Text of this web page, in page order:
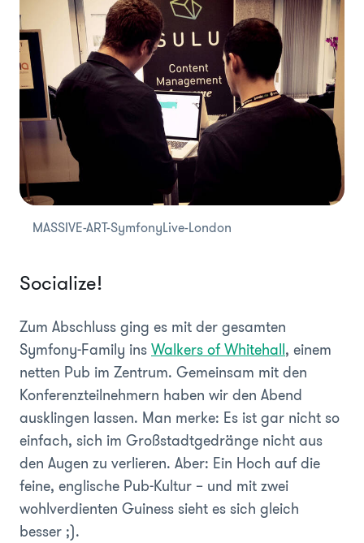
MASSIVE-ART-SymfonyLive-London
Socialize!
Zum Abschluss ging es mit der gesamten
Symfony-Family insWalkers of Whitehall, einem
netten Pub im Zentrum. Gemeinsam mit den
Konferenzteilnehmern haben wir den Abend
ausklingen lassen. Man merke: Es ist gar nicht so
einfach, sich im Großstadtgedränge nicht aus
den Augen zu verlieren. Aber: Ein Hoch auf die
feine, englische Pub-Kultur – und mit zwei
wohlverdienten Guiness sieht es sich gleich
besser ;).